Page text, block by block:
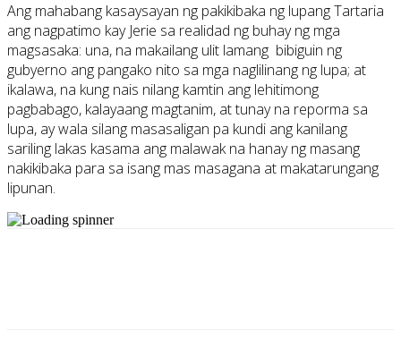
Ang mahabang kasaysayan ng pakikibaka ng lupang Tartaria
ang nagpatimo kay Jerie sa realidad ng buhay ng mga
magsasaka: una, na makailang ulit lamang bibiguin ng
gubyerno ang pangako nito sa mga naglilinang ng lupa; at
ikalawa, na kung nais nilang kamtin ang lehitimong
pagbabago, kalayaang magtanim, at tunay na reporma sa
lupa, ay wala silang masasaligan pa kundi ang kanilang
sariling lakas kasama ang malawak na hanay ng masang
nakikibaka para sa isang mas masagana at makatarungang
lipunan.